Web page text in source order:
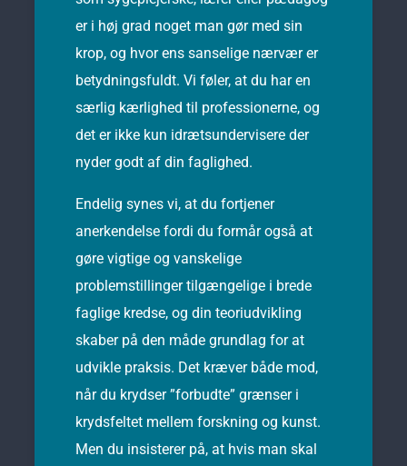
er i høj grad noget man gør med sin
krop, og hvor ens sanselige nærvær er
betydningsfuldt. Vi føler, at du har en
særlig kærlighed til professionerne, og
det er ikke kun idrætsundervisere der
nyder godt af din faglighed.
Endelig synes vi, at du fortjener
anerkendelse fordi du formår også at
gøre vigtige og vanskelige
problemstillinger tilgængelige i brede
faglige kredse, og din teoriudvikling
skaber på den måde grundlag for at
udvikle praksis. Det kræver både mod,
når du krydser ”forbudte” grænser i
krydsfeltet mellem forskning og kunst.
Men du insisterer på, at hvis man skal